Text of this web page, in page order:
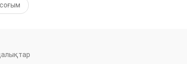
соғым